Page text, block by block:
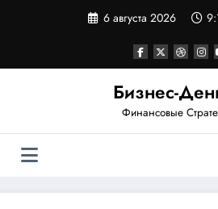
6 августа 2026
Бизнес-
Финансовые